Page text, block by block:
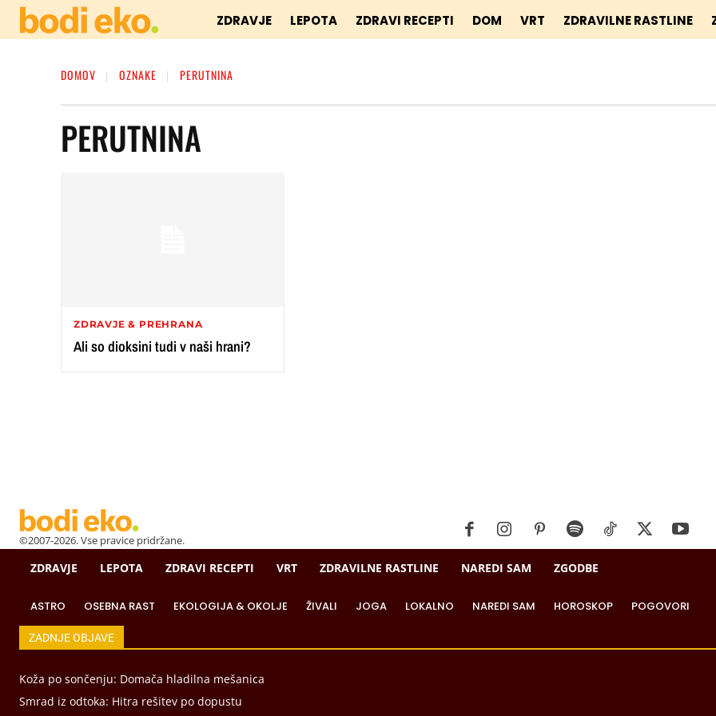
ZDRAVJE LEPOTA ZDRAVI RECEPTI DOM VRT ZDRAVILNE RASTLINE
DOMOV OZNAKE PERUTNINA
PERUTNINA
ZDRAVJE & PREHRANA
Ali so dioksini tudi v naši hrani?
©2007-2026. Vse pravice pridržane.
ZDRAVJE LEPOTA ZDRAVI RECEPTI VRT ZDRAVILNE RASTLINE NAREDI SAM ZGODBE
ASTRO OSEBNA RAST EKOLOGIJA & OKOLJE ŽIVALI JOGA LOKALNO NAREDI SAM HOROSKOP POGOVORI
ZADNJE OBJAVE
Koža po sončenju: Domača hladilna mešanica
Smrad iz odtoka: Hitra rešitev po dopustu